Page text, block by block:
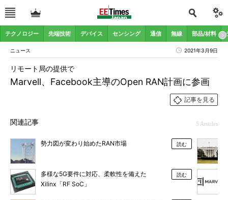
テクノロジー 先端技術 デバイス センシング 通信 無線 部品/材料
ニュース 2021年3月9日
Marvell、Facebook主導のOpen RAN計画に参画
リモート局の提供で
記事を見る
関連記事 5 Articles
勢力図が変わり始めたRAN市場 読む
多様な5G要件に対応、柔軟性を備えた
Xilinx「RF SoC」
読む